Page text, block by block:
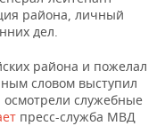
района, личный
дел.
района и пожелал
словом выступил
осмотрели служебные
пресс-служба МВД